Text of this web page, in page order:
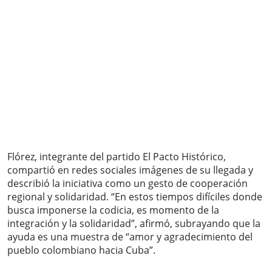
Flórez, integrante del partido El Pacto Histórico,
compartió en redes sociales imágenes de su llegada y
describió la iniciativa como un gesto de cooperación
regional y solidaridad. “En estos tiempos difíciles donde
busca imponerse la codicia, es momento de la
integración y la solidaridad”, afirmó, subrayando que la
ayuda es una muestra de “amor y agradecimiento del
pueblo colombiano hacia Cuba”.